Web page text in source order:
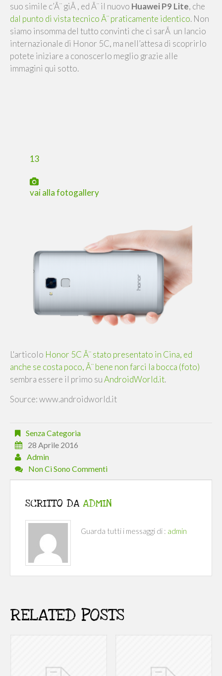
suo simile c’Ã¨ giÃ , ed Ã¨ il nuovo Huawei P9 Lite, che
dal punto di vista tecnico Ã¨ praticamente identico. Non
siamo insomma del tutto convinti che ci sarÃ un lancio
internazionale di Honor 5C, ma nell’attesa di scoprirlo
potete iniziare a conoscerlo meglio grazie alle
immagini qui sotto.
13
vai alla fotogallery
L'articolo Honor 5C Ã¨ stato presentato in Cina, ed
anche se costa poco, Ã¨ bene non farci la bocca (foto)
sembra essere il primo suAndroidWorld.it.
Source: www.androidworld.it
Senza Categoria
28 Aprile 2016
Admin
Non Ci Sono Commenti
SCRITTO DA ADMIN
Guarda tutti i messaggi di : admin
RELATED POSTS